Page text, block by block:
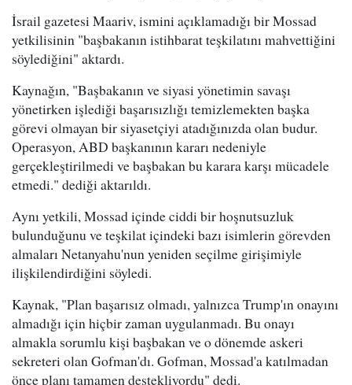
İsrail gazetesi Maariv, ismini açıklamadığı bir Mossad
yetkilisinin "başbakanın istihbarat teşkilatını mahvettiğini
söylediğini" aktardı.
Kaynağın, "Başbakanın ve siyasi yönetimin savaşı
yönetirken işlediği başarısızlığı temizlemekten başka
görevi olmayan bir siyasetçiyi atadığınızda olan budur.
Operasyon, ABD başkanının kararı nedeniyle
gerçekleştirilmedi ve başbakan bu karara karşı mücadele
etmedi." dediği aktarıldı.
Aynı yetkili, Mossad içinde ciddi bir hoşnutsuzluk
bulunduğunu ve teşkilat içindeki bazı isimlerin görevden
almaları Netanyahu'nun yeniden seçilme girişimiyle
ilişkilendirdiğini söyledi.
Kaynak, "Plan başarısız olmadı, yalnızca Trump'ın onayını
almadığı için hiçbir zaman uygulanmadı. Bu onayı
almakla sorumlu kişi başbakan ve o dönemde askeri
sekreteri olan Gofman'dı. Gofman, Mossad'a katılmadan
önce planı tamamen destekliyordu" dedi.